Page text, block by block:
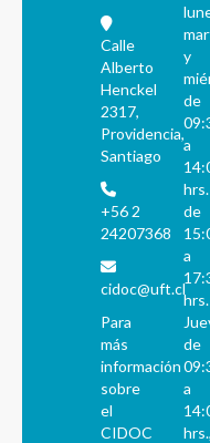
Calle
Alberto
Henckel
2317,
Providencia,
Santiago
+56 2
24207368
cidoc@uft.cl
Para
más
información
sobre
el
CIDOC
y
de
a
de
a
hrs.
de
a
hrs.,